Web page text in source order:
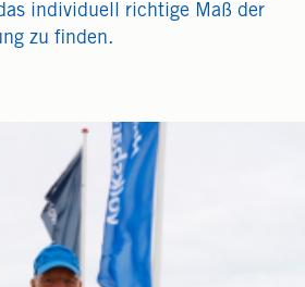
individuell richtige Maß der
zu finden.